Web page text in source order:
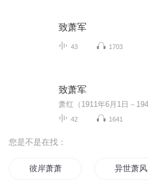
致萧军
43 1703
致萧军
42 1641
您是不是在找：
彼岸萧萧 异世萧风